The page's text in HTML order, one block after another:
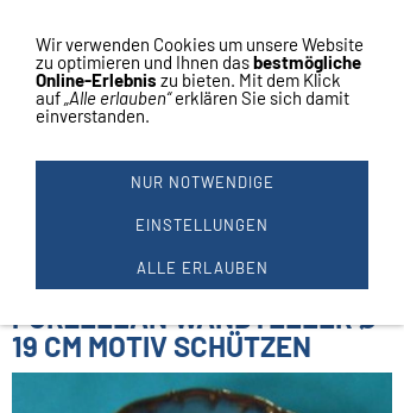
Navigation einblenden
Wandteller
Motiv Schützen
Durchmesser ca. 19 cm
Zahlungs- und Versandbedingungen:
PORZELLAN WANDTELLER Ø
19 CM MOTIV SCHÜTZEN
Wir verwenden Cookies um unsere Website
zu optimieren und Ihnen dasbestmögliche
Online-Erlebnis zu bieten. Mit dem Klick
auf„Alle erlauben“erklären Sie sich damit
einverstanden.
NUR NOTWENDIGE
EINSTELLUNGEN
ALLE ERLAUBEN